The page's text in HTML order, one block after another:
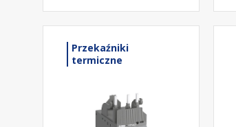
Przekaźniki
termiczne